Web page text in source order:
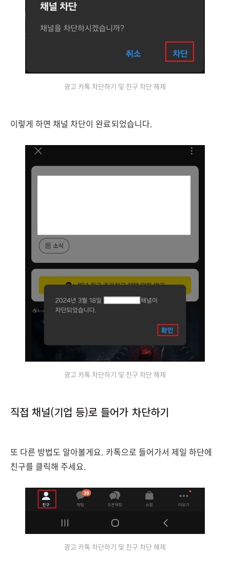
광고 카톡 차단하기 및 친구 차단 해제
이렇게 하면 채널 차단이 완료되었습니다.
광고 카톡 차단하기 및 친구 차단 해제
직접 채널(기업 등)로 들어가 차단하기
또 다른 방법도 알아볼게요. 카톡으로 들어가서 제일 하단에
친구를 클릭해 주세요.
광고 카톡 차단하기 및 친구 차단 해제